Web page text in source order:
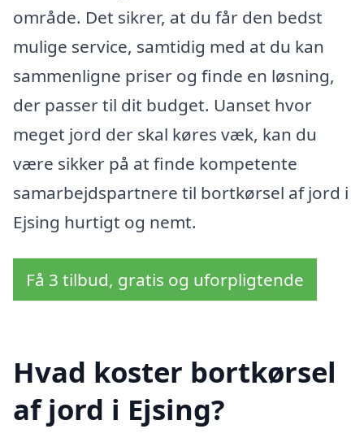
område. Det sikrer, at du får den bedst
mulige service, samtidig med at du kan
sammenligne priser og finde en løsning,
der passer til dit budget. Uanset hvor
meget jord der skal køres væk, kan du
være sikker på at finde kompetente
samarbejdspartnere til bortkørsel af jord i
Ejsing hurtigt og nemt.
Få 3 tilbud, gratis og uforpligtende
Hvad koster bortkørsel
af jord i Ejsing?